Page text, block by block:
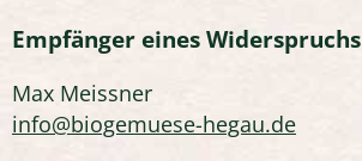
Empfänger eines Widerspruchs
Max Meissner
info@biogemuese-hegau.de